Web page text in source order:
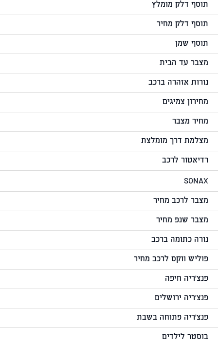
תוסף דלק מומלץ
תוסף דלק מחיר
תוסף שמן
מצבר עד הבית
נורות אזהרה ברכב
מחירון צמיגים
מחיר מצבר
מצלמת דרך מומלצת
רדיאטור לרכב
SONAX
מצבר לרכב מחיר
מצבר שנפ מחיר
נורה כתומה ברכב
פוליש ווקס לרכב מחיר
פנצ'ריה חיפה
פנצ'ריה ירושלים
פנצ'ריה פתוחה בשבת
בוסטר לילדים